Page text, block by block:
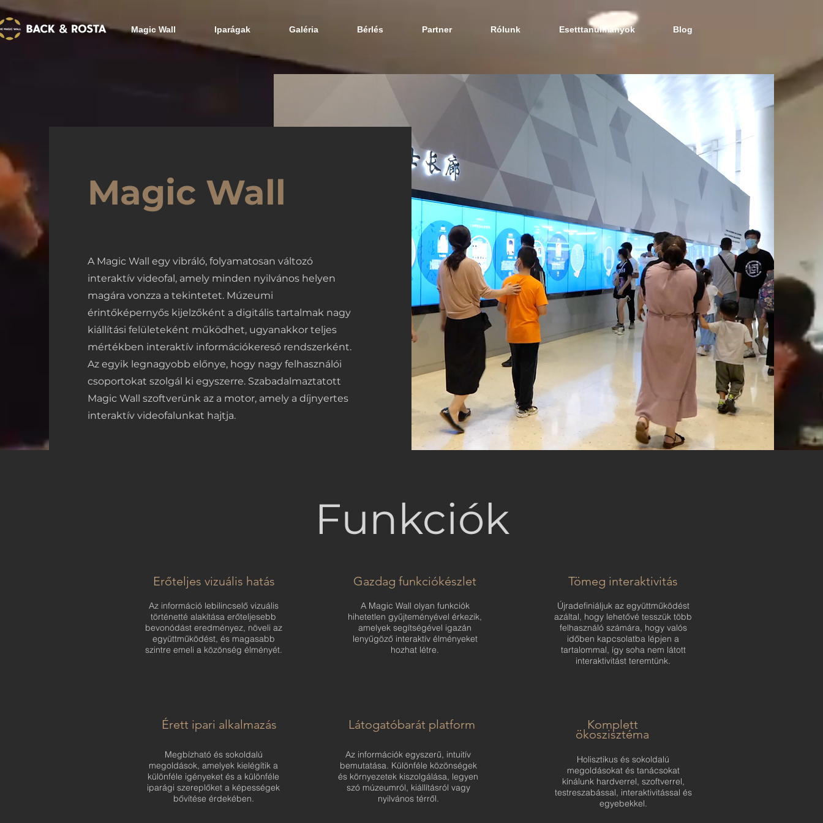
Magic Wall Iparágak Galéria Bérlés Partner Rólunk Esetttanulmányok Blog
Magic Wall
A Magic Wall egy vibráló, folyamatosan változó
interaktív videofal, amely minden nyilvános helyen
magára vonzza a tekintetet. Múzeumi
érintőképernyős kijelzőként a digitális tartalmak nagy
kiállítási felületeként működhet, ugyanakkor teljes
mértékben interaktív információkereső rendszerként.
Az egyik legnagyobb előnye, hogy nagy felhasználói
csoportokat szolgál ki egyszerre. Szabadalmaztatott
Magic Wall szoftverünk az a motor, amely a díjnyertes
interaktív videofalunkat hajtja.
Funkciók
Erőteljes vizuális hatás
Az információ lebilincselő vizuális
történetté alakítása erőteljesebb
bevonódást eredményez, növeli az
együttműködést, és magasabb
szintre emeli a közönség élményét.
Gazdag funkciókészlet
A Magic Wall olyan funkciók
hihetetlen gyűjteményével érkezik,
amelyek segítségével igazán
lenyűgöző interaktív élményeket
hozhat létre.
Tömeg interaktivitás
Újradefiniáljuk az együttműködést
azáltal, hogy lehetővé tesszük több
felhasználó számára, hogy valós
időben kapcsolatba lépjen a
tartalommal, így soha nem látott
interaktivitást teremtünk.
Érett ipari alkalmazás
Megbízható és sokoldalú
megoldások, amelyek kielégítik a
különféle igényeket és a különféle
iparági szereplőket a képességek
bővítése érdekében.
Látogatóbarát platform
Az információk egyszerű, intuitív
bemutatása. Különféle közönségek
és környezetek kiszolgálása, legyen
szó múzeumról, kiállításról vagy
nyilvános térről.
Komplett
ökoszisztéma
Holisztikus és sokoldalú
megoldásokat és tanácsokat
kínálunk hardverrel, szoftverrel,
testreszabással, interaktivitással és
egyebekkel.